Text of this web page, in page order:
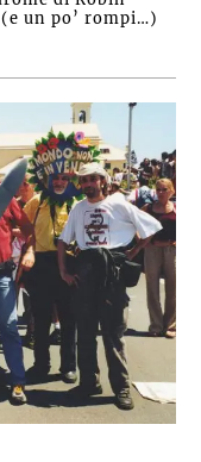
un po’ rompi…)